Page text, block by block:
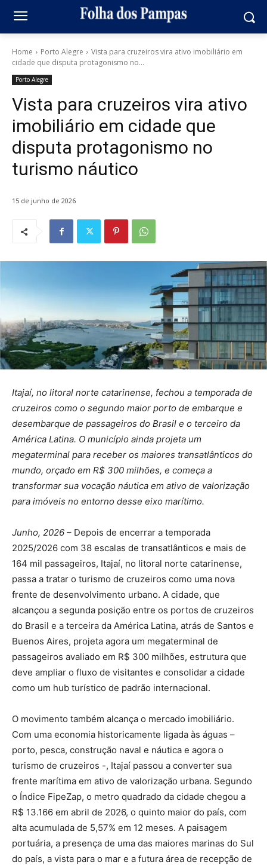
Home Porto Alegre
Vista para cruzeiros vira ativo imobiliário em
cidade que disputa protagonismo no...
Porto Alegre
Vista para cruzeiros vira ativo
imobiliário em cidade que
disputa protagonismo no
turismo náutico
15 de junho de 2026
Itajaí, no litoral norte catarinense, fechou a temporada de
cruzeiros como o segundo maior porto de embarque e
desembarque de passageiros do Brasil e o terceiro da
América Latina. O município ainda projeta um
megaterminal para receber os maiores transatlânticos do
mundo, orçado em R$ 300 milhões, e começa a
transformar sua vocação náutica em ativo de valorização
para imóveis no entorno desse eixo marítimo.
Junho, 2026 – Depois de encerrar a temporada
2025/2026 com 38 escalas de transatlânticos e mais de
164 mil passageiros, Itajaí, no litoral norte catarinense,
passa a tratar o turismo de cruzeiros como uma nova
frente de desenvolvimento urbano. A cidade, que
alcançou a segunda posição entre os portos de cruzeiros
do Brasil e a terceira da América Latina, atrás de Santos e
Buenos Aires, projeta agora um megaterminal de
passageiros avaliado em R$ 300 milhões, estrutura que
deve ampliar o fluxo de visitantes e consolidar a cidade
como um hub turístico de padrão internacional.
O movimento também alcança o mercado imobiliário.
Com uma economia historicamente ligada às águas –
porto, pesca, construção naval e náutica e agora o
turismo de cruzeiros -, Itajaí passou a converter sua
frente marítima em ativo de valorização urbana. Segundo
o Índice FipeZap, o metro quadrado da cidade chegou a
R$ 13.166 em abril de 2026, o quinto maior do país, com
alta acumulada de 5,57% em 12 meses. A paisagem
portuária, a presença de uma das maiores marinas do Sul
do país, a vista para o mar e a futura área de recepção de